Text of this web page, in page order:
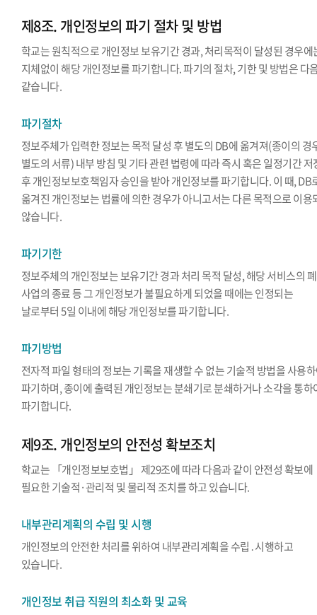
제8조. 개인정보의 파기 절차 및 방법
학교는 원칙적으로 개인정보 보유기간 경과, 처리목적이 달성된 경우에
지체없이 해당 개인정보를 파기합니다. 파기의 절차, 기한 및 방법은 다
같습니다.
파기절차
정보주체가 입력한 정보는 목적 달성 후 별도의 DB에 옮겨져(종이의 경
별도의 서류) 내부 방침 및 기타 관련 법령에 따라 즉시 혹은 일정기간 저
후 개인정보보호책임자 승인을 받아 개인정보를 파기합니다. 이 때, DB
옮겨진 개인정보는 법률에 의한 경우가 아니고서는 다른 목적으로 이용
않습니다.
파기기한
정보주체의 개인정보는 보유기간 경과 처리 목적 달성, 해당 서비스의
사업의 종료 등 그 개인정보가 불필요하게 되었을 때에는 인정되는
날로부터 5일 이내에 해당 개인정보를 파기합니다.
파기방법
전자적 파일 형태의 정보는 기록을 재생할 수 없는 기술적 방법을 사용
파기하며, 종이에 출력된 개인정보는 분쇄기로 분쇄하거나 소각을 통하
파기합니다.
제9조. 개인정보의 안전성 확보조치
학교는 「개인정보보호법」 제29조에 따라 다음과 같이 안전성 확보에
필요한 기술적·관리적 및 물리적 조치를 하고 있습니다.
내부관리계획의 수립 및 시행
개인정보의 안전한 처리를 위하여 내부관리계획을 수립․시행하고
있습니다.
개인정보 취급 직원의 최소화 및 교육